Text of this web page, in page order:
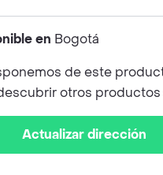
en Bogotá
de este
otros productos
Actualizar dirección